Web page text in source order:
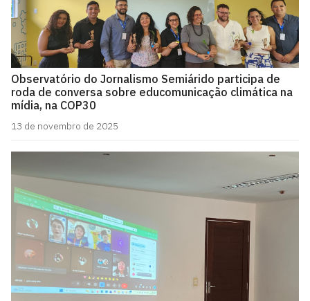
Observatório do Jornalismo Semiárido participa de
roda de conversa sobre educomunicação climática na
mídia, na COP30
13 de novembro de 2025